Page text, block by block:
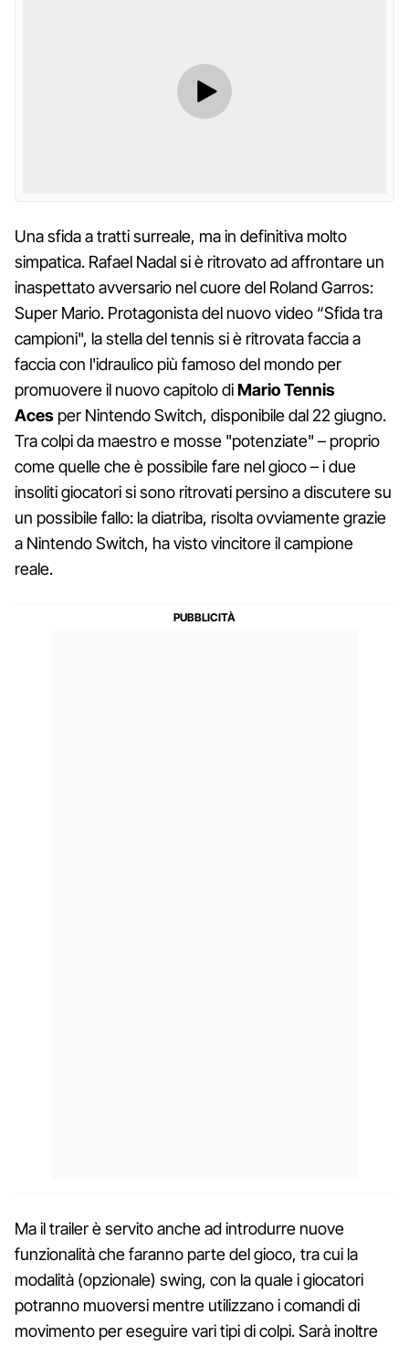
Una sfida a tratti surreale, ma in definitiva molto
simpatica. Rafael Nadal si è ritrovato ad affrontare un
inaspettato avversario nel cuore del Roland Garros:
Super Mario. Protagonista del nuovo video “Sfida tra
campioni", la stella del tennis si è ritrovata faccia a
faccia con l'idraulico più famoso del mondo per
promuovere il nuovo capitolo diMario Tennis
Aces per Nintendo Switch, disponibile dal 22 giugno.
Tra colpi da maestro e mosse "potenziate" – proprio
come quelle che è possibile fare nel gioco – i due
insoliti giocatori si sono ritrovati persino a discutere su
un possibile fallo: la diatriba, risolta ovviamente grazie
a Nintendo Switch, ha visto vincitore il campione
reale.
Ma il trailer è servito anche ad introdurre nuove
funzionalità che faranno parte del gioco, tra cui la
modalità (opzionale) swing, con la quale i giocatori
potranno muoversi mentre utilizzano i comandi di
movimento per eseguire vari tipi di colpi. Sarà inoltre